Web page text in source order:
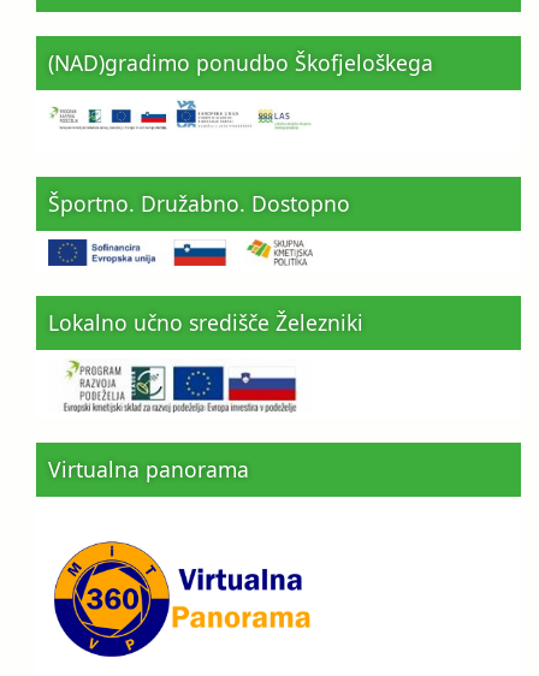
(NAD)gradimo ponudbo Škofjeloškega
Športno. Družabno. Dostopno
Lokalno učno središče Železniki
Virtualna panorama